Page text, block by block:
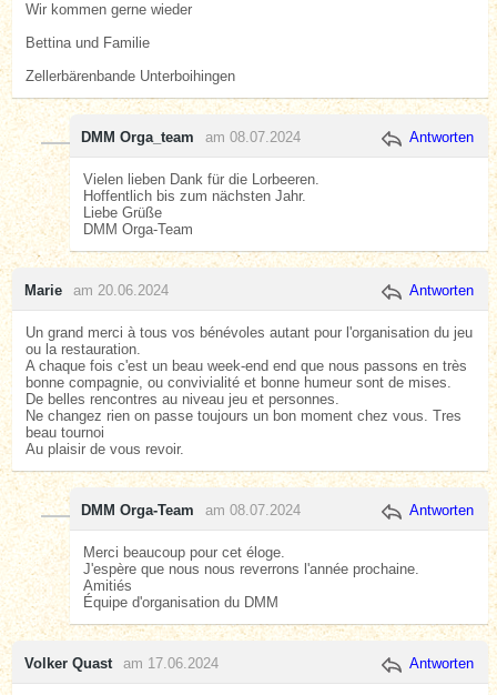
Wir kommen gerne wieder
Bettina und Familie
Zellerbärenbande Unterboihingen
DMM Orga_team am 08.07.2024 Antworten
Vielen lieben Dank für die Lorbeeren.
Hoffentlich bis zum nächsten Jahr.
Liebe Grüße
DMM Orga-Team
Marie am 20.06.2024 Antworten
Un grand merci à tous vos bénévoles autant pour l'organisation du jeu
ou la restauration.
A chaque fois c'est un beau week-end end que nous passons en très
bonne compagnie, ou convivialité et bonne humeur sont de mises.
De belles rencontres au niveau jeu et personnes.
Ne changez rien on passe toujours un bon moment chez vous. Tres
beau tournoi
Au plaisir de vous revoir.
DMM Orga-Team am 08.07.2024 Antworten
Merci beaucoup pour cet éloge.
J'espère que nous nous reverrons l'année prochaine.
Amitiés
Équipe d'organisation du DMM
Volker Quast am 17.06.2024 Antworten